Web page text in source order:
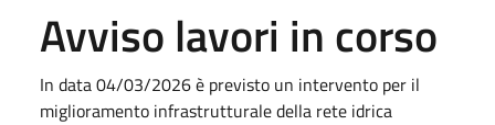
Avviso lavori in corso
In data 04/03/2026 è previsto un intervento per il
miglioramento infrastrutturale della rete idrica